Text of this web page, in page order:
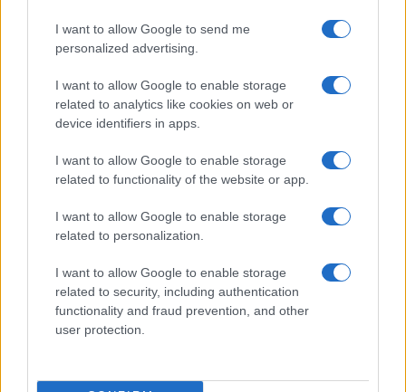
I want to allow Google to send me
personalized advertising.
I want to allow Google to enable storage
related to analytics like cookies on web or
device identifiers in apps.
I want to allow Google to enable storage
related to functionality of the website or app.
I want to allow Google to enable storage
related to personalization.
I want to allow Google to enable storage
related to security, including authentication
functionality and fraud prevention, and other
user protection.
rivoluzionando la moda
Cristian Castiglioni · 8 Ago 2026
LIFESTYLE
Cristian Castiglioni · 8 Ago 2026